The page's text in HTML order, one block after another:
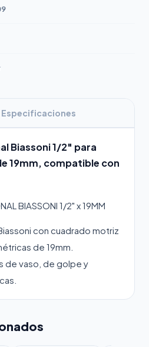
Especificaciones
Biassoni 1/2" para
19mm, compatible con
BIASSONI 1/2" x 19MM
con cuadrado motriz
de 19mm.
de vaso, de golpe y